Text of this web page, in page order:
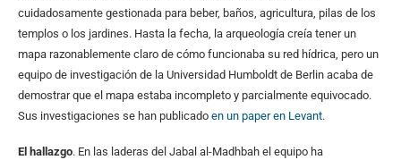
cuidadosamente gestionada para beber, baños, agricultura, pilas de los
templos o los jardines. Hasta la fecha, la arqueología creía tener un
mapa razonablemente claro de cómo funcionaba su red hídrica, pero un
equipo de investigación de la Universidad Humboldt de Berlin acaba de
demostrar que el mapa estaba incompleto y parcialmente equivocado.
Sus investigaciones se han publicado en un paper en Levant.
El hallazgo. En las laderas del Jabal al-Madhbah el equipo ha